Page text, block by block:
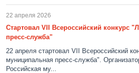
22 апреля 2026
Стартовал VII Всероссийский конкурс
пресс-служба"
22 апреля стартовал VII Всероссийский
муниципальная пресс-служба".
Российская му...